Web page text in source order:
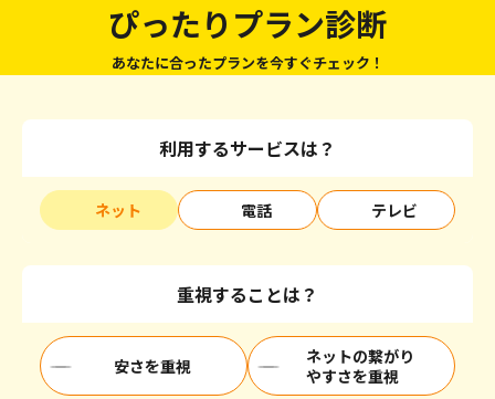
ぴったりプラン診断
あなたに合ったプランを今すぐチェック！
利用するサービスは？
ネット 電話 テレビ
重視することは？
安さを重視
ネットの繋がり
やすさを重視